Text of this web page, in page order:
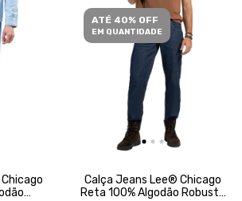
ATÉ 40% OFF
EM QUANTIDADE
Calça Jeans Lee® Chicago
Reta 100% Algodão Robusta